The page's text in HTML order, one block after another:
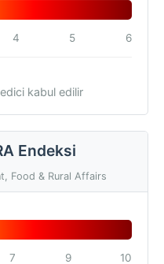
4 5 6
kabul edilir
Endeksi
Food & Rural Affairs
7 9 10